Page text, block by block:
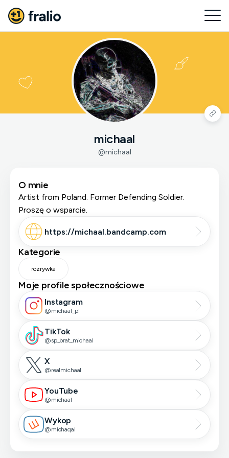
michaal
@michaal
O mnie
Artist from Poland. Former Defending Soldier.
Proszę o wsparcie.
https://michaal.bandcamp.com
Kategorie
rozrywka
Moje profile społecznościowe
Instagram
@michaal_pl
TikTok
@sp_brat_michaal
X
@realmichaal
YouTube
@michaal
Wykop
@michaqal